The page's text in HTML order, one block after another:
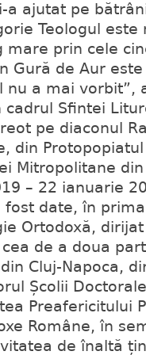
a ajutat pe
Teologul este
mare prin cele
Gură de Aur
a mai vorbit”,
Sfintei
pe diaconul
din
Mitropolitane din
– 22 ianuarie
fost date, în
Ortodoxă,
de a doua
Cluj-Napoca,
Școlii
Preafericitului
Române, în
de înaltă